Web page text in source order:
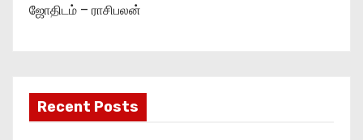
ஜோதிடம் – ராசிபலன்
Recent Posts